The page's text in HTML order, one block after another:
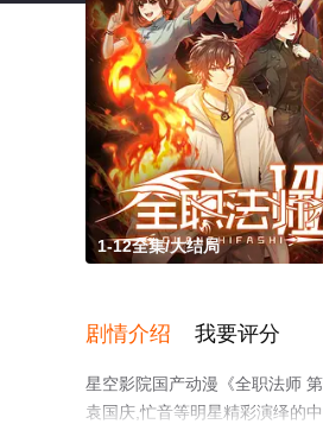
1-12全集/大结局
剧情介绍 我要评分
星空影院国产动漫《全职法师
袁国庆,忙音等明星精彩演绎的